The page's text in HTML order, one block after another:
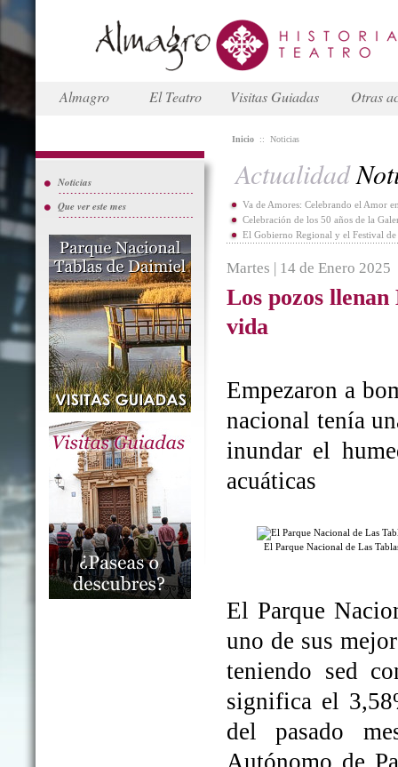
Almagro El Teatro Visitas Guiadas Otras
Noticias
Que ver este mes
Inicio :: Noticias
Actualidad
Va de Amores: Celebrando el Amor
Celebración de los 50 años de la
El Gobierno Regional y el Festival
Martes | 14 de Enero 2025
Los pozos
vida
Empezaron a
nacional tenía
inundar el
acuáticas
El Parque Nacional de Las
El Parque
uno de sus
teniendo sed
significa el
del pasado
Autónomo de